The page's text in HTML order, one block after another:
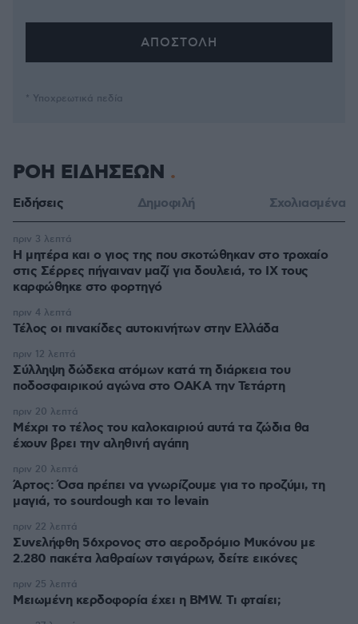
* Υποχρεωτικά πεδία
ΡΟΗ ΕΙΔΗΣΕΩΝ
Ειδήσεις Δημοφιλή Σχολιασμένα
Η μητέρα και ο γιος της που σκοτώθηκαν στο τροχαίο
στις Σέρρες πήγαιναν μαζί για δουλειά, το ΙΧ τους
καρφώθηκε στο φορτηγό
πριν 3 λεπτά
Τέλος οι πινακίδες αυτοκινήτων στην Ελλάδα
πριν 4 λεπτά
Σύλληψη δώδεκα ατόμων κατά τη διάρκεια του
ποδοσφαιρικού αγώνα στο ΟΑΚΑ την Τετάρτη
πριν 12 λεπτά
Μέχρι το τέλος του καλοκαιριού αυτά τα ζώδια θα
έχουν βρει την αληθινή αγάπη
πριν 20 λεπτά
Άρτος: Όσα πρέπει να γνωρίζουμε για το προζύμι, τη
μαγιά, το sourdough και το levain
πριν 20 λεπτά
Συνελήφθη 56χρονος στο αεροδρόμιο Μυκόνου με
2.280 πακέτα λαθραίων τσιγάρων, δείτε εικόνες
πριν 22 λεπτά
Μειωμένη κερδοφορία έχει η BMW. Τι φταίει;
πριν 25 λεπτά